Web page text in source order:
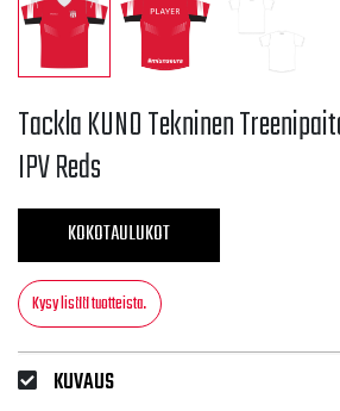
Tackla KUNO Tekninen
IPV Reds
KOKOTAULUKOT
Kysy lisää tuotteista.
KUVAUS